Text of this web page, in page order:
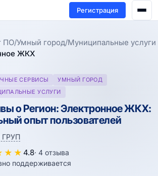
Регистрация
ПО/Умный город/Муниципальные услуги
ЖКХ
СЕРВИСЫ
УМНЫЙ ГОРОД
УСЛУГИ
о Регион: Электронное ЖКХ:
опыт пользователей
★ ★ 4.8· 4 отзыва
поддерживается